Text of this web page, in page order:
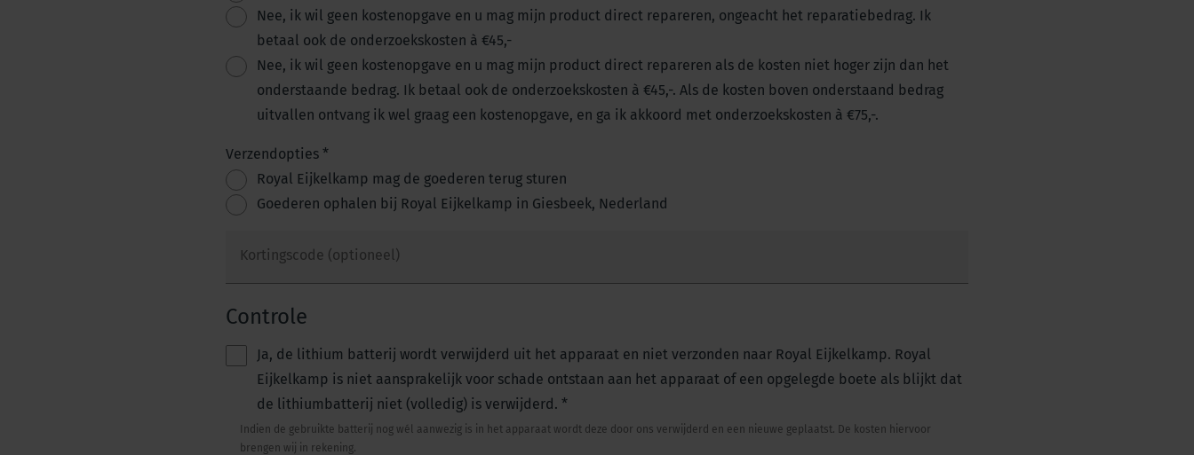
Nee, ik wil geen kostenopgave en u mag mijn product direct repareren, ongeacht het reparatiebedrag. Ik
betaal ook de onderzoekskosten à €45,-
Nee, ik wil geen kostenopgave en u mag mijn product direct repareren als de kosten niet hoger zijn dan het
onderstaande bedrag. Ik betaal ook de onderzoekskosten à €45,-. Als de kosten boven onderstaand bedrag
uitvallen ontvang ik wel graag een kostenopgave, en ga ik akkoord met onderzoekskosten à €75,-.
Verzendopties *
Royal Eijkelkamp mag de goederen terug sturen
Goederen ophalen bij Royal Eijkelkamp in Giesbeek, Nederland
Kortingscode (optioneel)
Controle
Ja, de lithium batterij wordt verwijderd uit het apparaat en niet verzonden naar Royal Eijkelkamp. Royal
Eijkelkamp is niet aansprakelijk voor schade ontstaan aan het apparaat of een opgelegde boete als blijkt dat
de lithiumbatterij niet (volledig) is verwijderd. *
Indien de gebruikte batterij nog wél aanwezig is in het apparaat wordt deze door ons verwijderd en een nieuwe geplaatst. De kosten hiervoor
brengen wij in rekening.